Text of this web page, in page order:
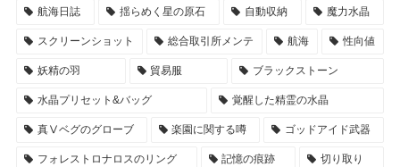
航海日誌 揺らめく星の原石 自動収納 魔力水晶
スクリーンショット 総合取引所メンテ 航海 性向値
妖精の羽 貿易服 ブラックストーン
水晶プリセット&バッグ 覚醒した精霊の水晶
真Ⅴベグのグローブ 楽園に関する噂 ゴッドアイド武器
フォレストロナロスのリング 記憶の痕跡 切り取り